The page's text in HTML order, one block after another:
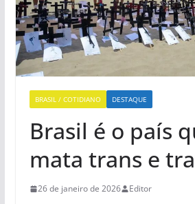
BRASIL / COTIDIANO DESTAQUE
Brasil é o país
mata trans e
26 de janeiro de 2026 Editor